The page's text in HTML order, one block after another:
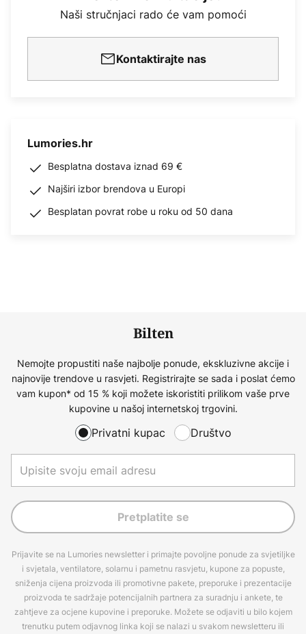
Naši stručnjaci rado će vam pomoći
Kontaktirajte nas
Lumories.hr
Besplatna dostava iznad 69 €
Najširi izbor brendova u Europi
Besplatan povrat robe u roku od 50 dana
Bilten
Nemojte propustiti naše najbolje ponude, ekskluzivne akcije i
najnovije trendove u rasvjeti. Registrirajte se sada i poslat ćemo
vam kupon* od 15 % koji možete iskoristiti prilikom vaše prve
kupovine u našoj internetskoj trgovini.
Privatni kupac Društvo
Pretplatite se
Prijavite se na Lumories newsletter i primajte povoljne ponude za svjetiljke
i svjetala, ventilatore, solarnu i pametnu rasvjetu, kupone za popuste,
sniženja cijena proizvoda ili promotivne pakete, preporuke i prezentacije
proizvoda te sadržaje potencijalnih partnera za suradnju i ankete, te
zahtjeve za ocjene kupovine i preporuke. Možete se odjaviti u bilo kojem
trenutku putem odjavnog linka koji se nalazi u svakom newsletteru ili